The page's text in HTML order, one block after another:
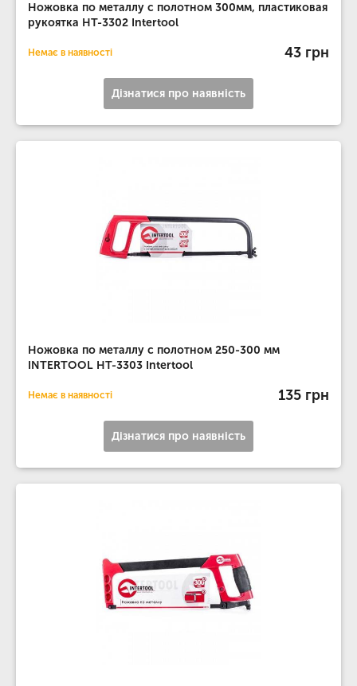
Ножовка по металлу с полотном 300мм, пластиковая
рукоятка HT-3302 Intertool
Немає в наявності 43 грн
Дізнатися про наявність
Ножовка по металлу с полотном 250-300 мм
INTERTOOL HT-3303 Intertool
Немає в наявності 135 грн
Дізнатися про наявність